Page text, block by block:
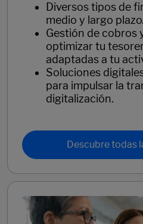
Diversos tipos de
medio y largo plazo.
Gestión de cobros
optimizar tu
adaptadas a tu
Soluciones
para impulsar la
digitalización.
Descubre todas